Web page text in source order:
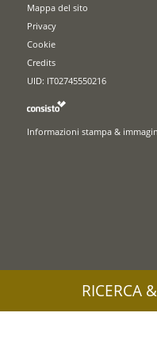
Mappa del sito
Privacy
Cookie
Credits
UID: IT02745550216
Informazioni stampa &
RICERCA